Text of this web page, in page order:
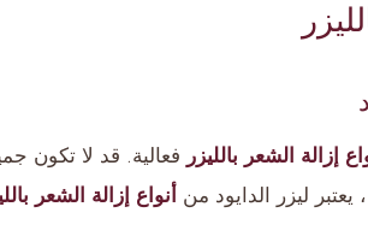
إزالة الشعر بالليزر فعالية. قد لا تكون
ليزر الدايود من أنواع إزالة الشعر